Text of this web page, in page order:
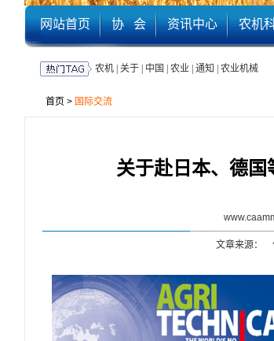
网站首页 协 会 资讯中心 农机
农机| 关于| 中国 农业| 通知 农业机械
首页 > 国际交流
关于赴日本、德国
文章来源：